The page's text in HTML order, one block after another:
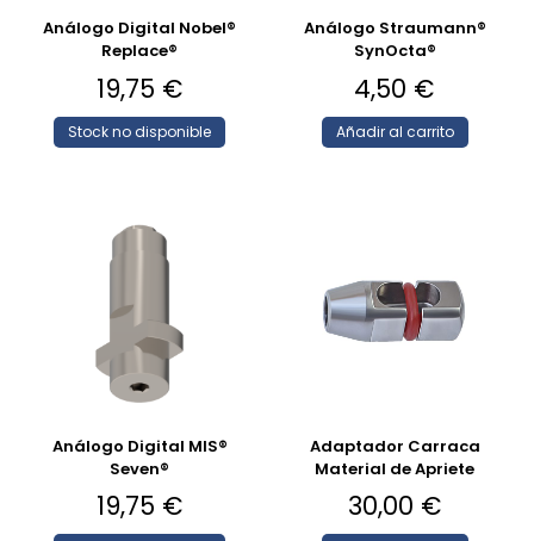
Análogo Digital Nobel®
Replace®
19,75 €
Stock no disponible
Análogo Straumann®
SynOcta®
4,50 €
Añadir al carrito
Análogo Digital MIS®
Seven®
19,75 €
Adaptador Carraca
Material de Apriete
30,00 €